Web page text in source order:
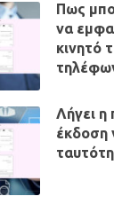
Πως
να
κινητό
Λήγει η
έκδοση